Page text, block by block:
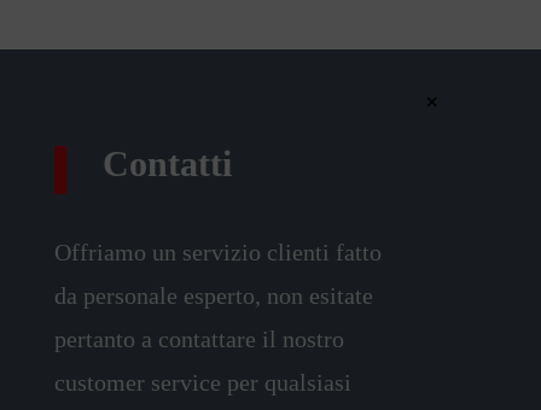
Contatti
Offriamo un servizio clienti fatto
da personale esperto, non esitate
pertanto a contattare il nostro
customer service per qualsiasi
×